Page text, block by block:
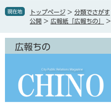
で
ば
本
現在地 トップページ > 分類でさがす
公開 > 広報紙「広報ちの」 >
広報ちの